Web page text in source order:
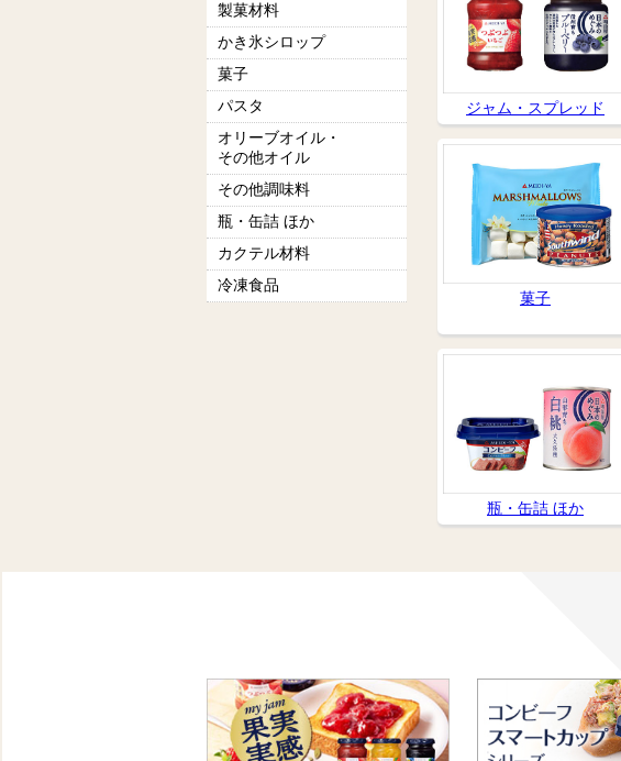
製菓材料
かき氷シロップ
菓子
パスタ
オリーブオイル・
その他オイル
その他調味料
瓶・缶詰 ほか
カクテル材料
冷凍食品
ジャム・スプレッド
菓子
瓶・缶詰 ほか